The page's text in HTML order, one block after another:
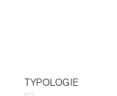
TYPOLOGIE